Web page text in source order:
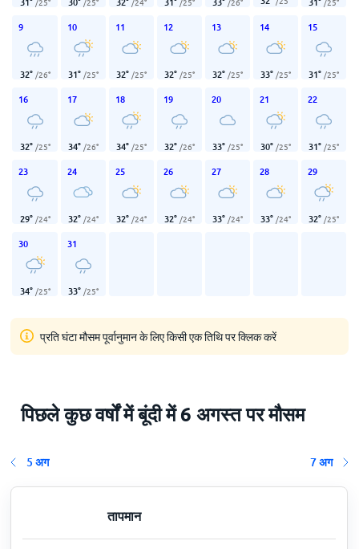
9
32° /26°
10
31° /25°
11
32° /25°
12
32° /25°
13
32° /25°
14
33° /25°
15
31° /25°
16
32° /25°
17
34° /26°
18
34° /25°
19
32° /26°
20
33° /25°
21
30° /25°
22
31° /25°
23
29° /24°
24
32° /24°
25
32° /24°
26
32° /24°
27
33° /24°
28
33° /24°
29
32° /25°
30
34° /25°
31
33° /25°
प्रति घंटा मौसम पूर्वानुमान के लिए किसी एक तिथि पर क्लिक करें
पिछले कुछ वर्षों में बूंदी में 6 अगस्त पर मौसम
5 अग 7 अग
तापमान